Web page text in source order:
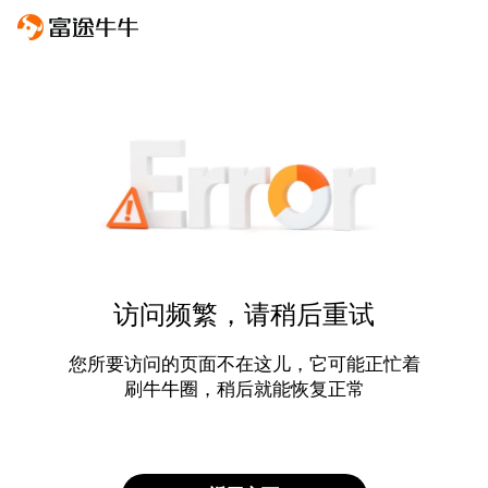
访问频繁，请稍后重试
您所要访问的页面不在这儿，它可能正忙着
刷牛牛圈，稍后就能恢复正常